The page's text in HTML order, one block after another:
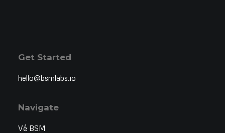
Get Started
hello@bsmlabs.io
Navigate
Về BSM